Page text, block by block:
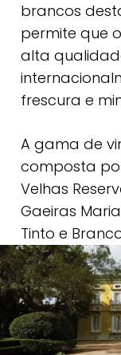
brancos
permite que
alta
frescura e
A gama de
composta
Velhas
Gaeiras
Tinto e